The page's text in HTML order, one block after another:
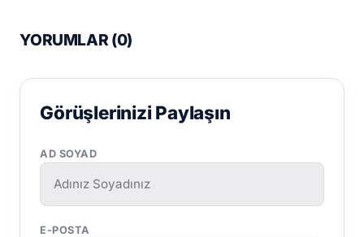
YORUMLAR (0)
Görüşlerinizi Paylaşın
AD SOYAD
E-POSTA